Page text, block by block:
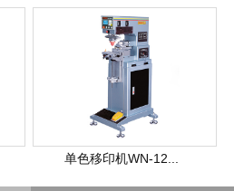
单色移印机WN-12...